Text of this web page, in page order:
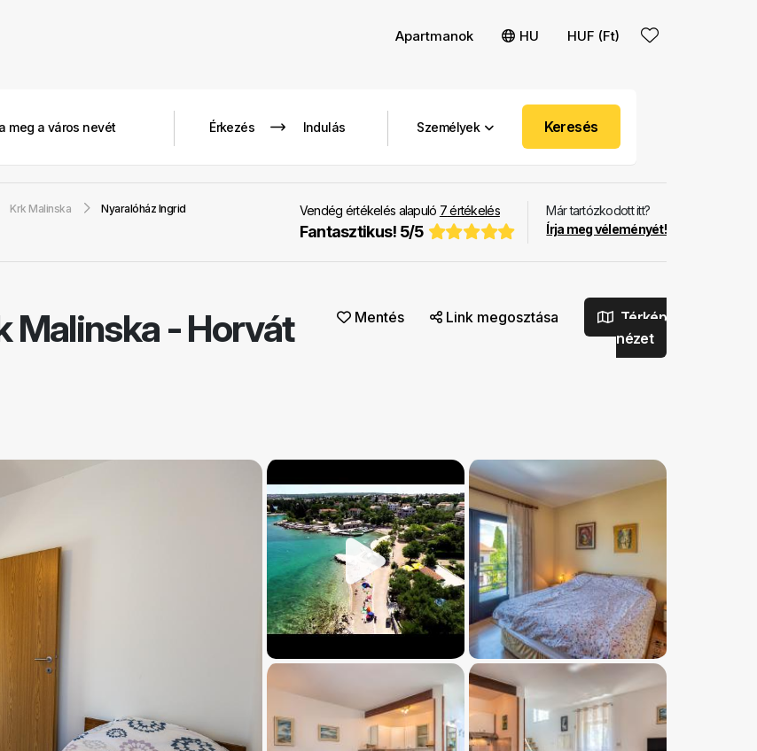
Apartmanok HU HUF (Ft)
Személyek Keresés
Krk Malinska Nyaralóház Ingrid
Már tartózkodott itt?
Írja meg véleményét!
Vendég értékelés alapuló 7értékelés
Fantasztikus! 5/5
Malinska - Horvát
Mentés Link megosztása
Térkép
nézet